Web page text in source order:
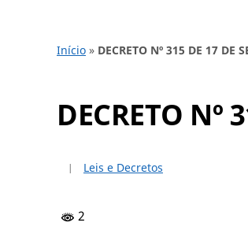
Início » DECRETO Nº 315 DE 17 DE
DECRETO Nº
Leis e Decretos
2